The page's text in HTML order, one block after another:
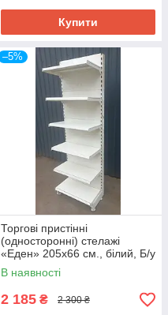
Купити
–5%
Торгові пристінні
(односторонні) стелажі
«Еден» 205х66 см., білий, Б/у
В наявності
2 185 ₴ 2 300 ₴